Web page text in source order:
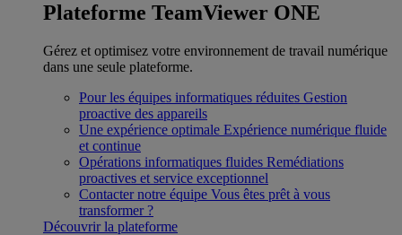
Plateforme TeamViewer ONE
Gérez et optimisez votre environnement de travail numérique
dans une seule plateforme.
Pour les équipes informatiques réduites Gestion
proactive des appareils
Une expérience optimale Expérience numérique fluide
et continue
Opérations informatiques fluides Remédiations
proactives et service exceptionnel
Contacter notre équipe Vous êtes prêt à vous
transformer ?
Découvrir la plateforme